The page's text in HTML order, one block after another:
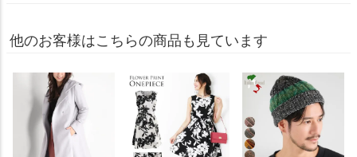
他のお客様はこちらの商品も見ています